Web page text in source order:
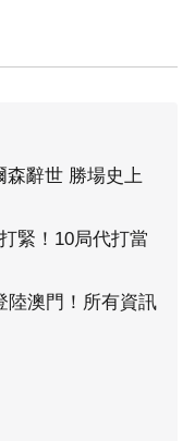
森辭世 勝場史上
緊！10局代打當
陸澳門！所有資訊